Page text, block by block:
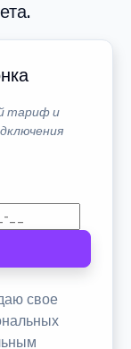
тариф и
свое